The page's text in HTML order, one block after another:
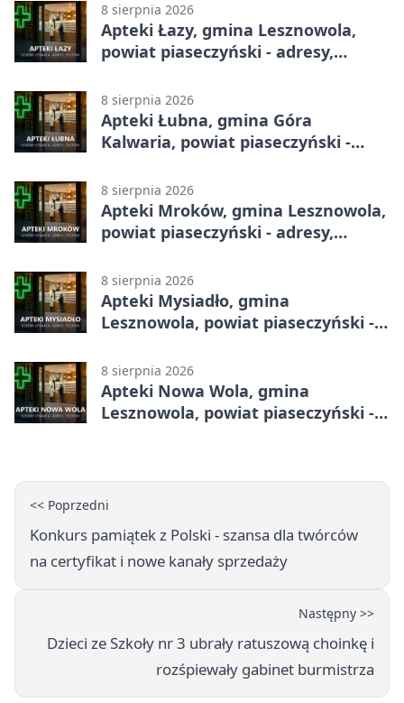
8 sierpnia 2026
Apteki Łazy, gmina Lesznowola,
powiat piaseczyński - adresy,
8 sierpnia 2026
Apteki Łubna, gmina Góra
Kalwaria, powiat piaseczyński -
8 sierpnia 2026
Apteki Mroków, gmina Lesznowola,
powiat piaseczyński - adresy,
8 sierpnia 2026
Apteki Mysiadło, gmina
Lesznowola, powiat piaseczyński -
8 sierpnia 2026
Apteki Nowa Wola, gmina
Lesznowola, powiat piaseczyński -
<< Poprzedni
Konkurs pamiątek z Polski - szansa dla twórców
na certyfikat i nowe kanały sprzedaży
Następny >>
Dzieci ze Szkoły nr 3 ubrały ratuszową choinkę i
rozśpiewały gabinet burmistrza